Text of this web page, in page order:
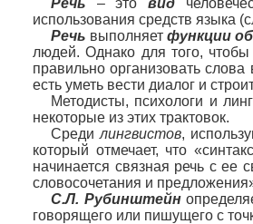
Речь – этовид
использования средств языка
Речь выполняет функции
людей. Однако для того,
правильно организовать
есть уметь вести диалог и
Методисты, психологи и
некоторые из этих трактовок.
Средилингвистов,
который отмечает, что
начинается связная речь с ее
словосочетания и
С.Л. Рубинштейн
говорящего или пишущего с